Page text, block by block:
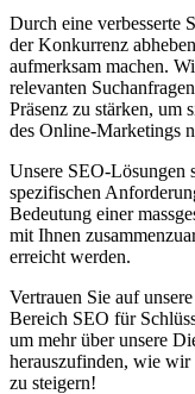
Durch eine verbesserte
der Konkurrenz
aufmerksam machen.
relevanten
Präsenz zu stärken, um
des Online-Marketings
Unsere SEO-Lösungen
spezifischen
Bedeutung einer
mit Ihnen
erreicht werden.
Vertrauen Sie auf
Bereich SEO für
um mehr über unsere
herauszufinden, wie
zu steigern!